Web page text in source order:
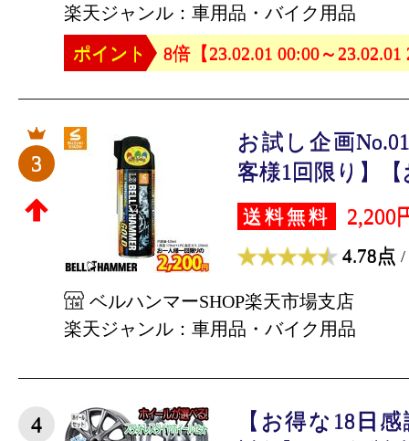
楽天ジャンル：車用品・バイク用品
ポイント
8倍【23.02.01 00:00～23.02.01
3
お試し企画
客様1回限り】【
送料無料 2,200
4.78点 /
ベルハンマーSHOP楽天市場支店
楽天ジャンル：車用品・バイク用品
4
【お得な18日